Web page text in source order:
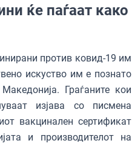
ќе паѓаат како
против ковид-19 им
искуство им е познато
Граѓаните кои
изјава со писмена
вакцинален сертификат
и производителот на